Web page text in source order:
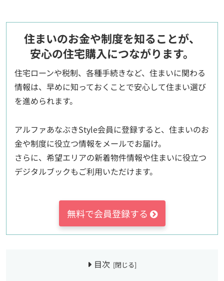
住まいのお金や制度を知ることが、
安心の住宅購入につながります。
住宅ローンや税制、各種手続きなど、住まいに関わる
情報は、早めに知っておくことで安心して住まい選び
を進められます。
アルファあなぶきStyle会員に登録すると、住まいのお
金や制度に役立つ情報をメールでお届け。
さらに、希望エリアの新着物件情報や住まいに役立つ
デジタルブックもご利用いただけます。
無料で会員登録する
目次